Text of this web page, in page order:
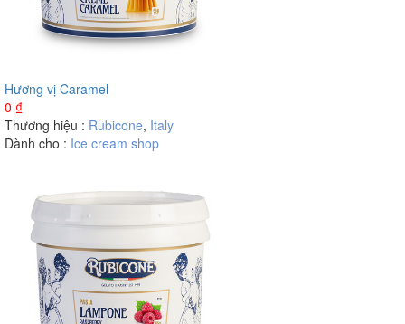
Hương vị Caramel
0 ₫
Thương hiệu : Rubicone, Italy
Dành cho : Ice cream shop